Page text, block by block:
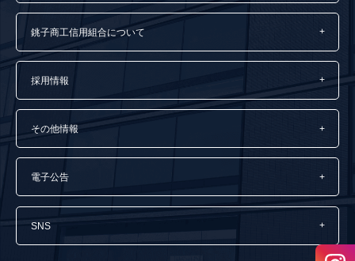
銚子商工信用組合について
採用情報
その他情報
電子公告
SNS